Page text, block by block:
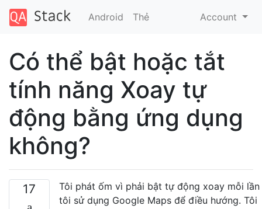
Android Thẻ Account
Có thể bật hoặc tắt
tính năng Xoay tự
động bằng ứng dụng
không?
17
Tôi phát ốm vì phải bật tự động xoay mỗi lần
tôi sử dụng Google Maps để điều hướng. Tôi